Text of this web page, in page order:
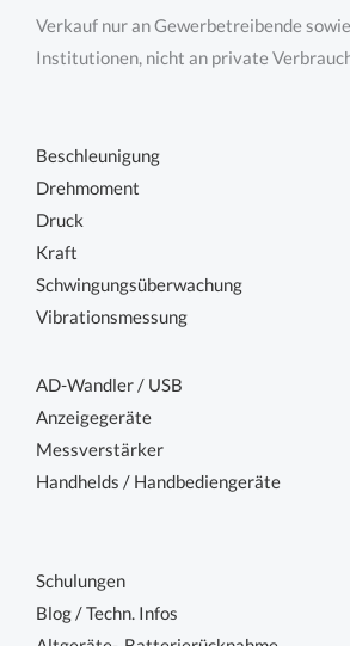
Verkauf nur an Gewerbetreibende
Institutionen, nicht an private
Beschleunigung
Drehmoment
Druck
Kraft
Schwingungsüberwachung
Vibrationsmessung
AD-Wandler / USB
Anzeigegeräte
Messverstärker
Handhelds / Handbediengeräte
Schulungen
Blog / Techn. Infos